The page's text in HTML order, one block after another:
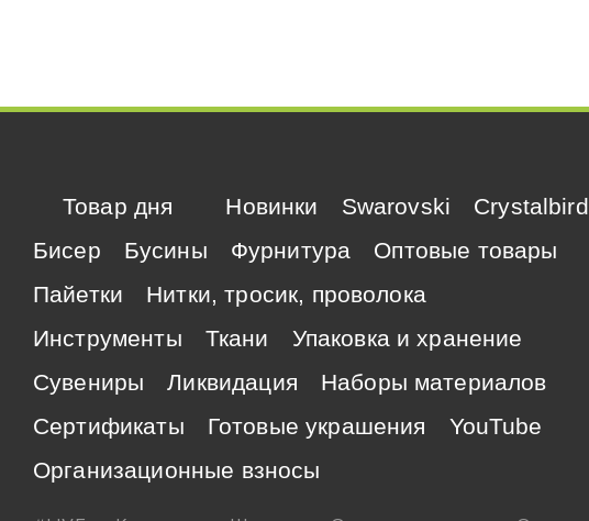
Товар дня Новинки Swarovski
Crystalbird
Бисер
Бусины Фурнитура
Оптовые товары
Пайетки
Нитки, тросик, проволока
Инструменты
Ткани
Упаковка и хранение
Сувениры
Ликвидация
Наборы материалов
Сертификаты
Готовые украшения
YouTube
Организационные взносы